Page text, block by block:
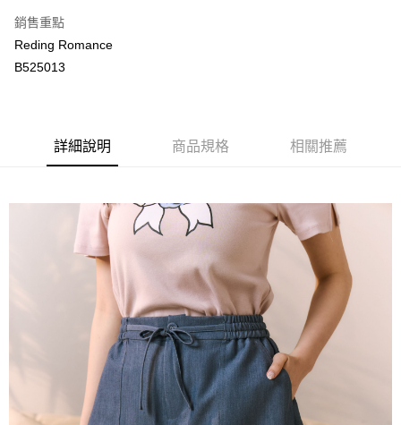
街口支付
悠遊付
運送方式
每筆NT$80，滿NT$2,000(含以上)免運費
付款後萊爾富取貨
每筆NT$80，滿NT$2,000(含以上)免運費
每筆NT$80，滿NT$2,000(含以上)免運費
每筆NT$80，滿NT$2,000(含以上)免運費
銷售重點
Reding Romance
B525013
詳細說明 商品規格 相關推薦